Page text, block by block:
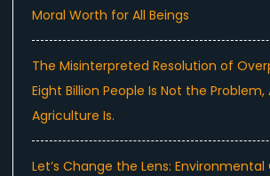
Moral Worth for All Beings
The Misinterpreted Resolution of
Eight Billion People Is Not the Problem,
Agriculture Is.
Let’s Change the Lens: